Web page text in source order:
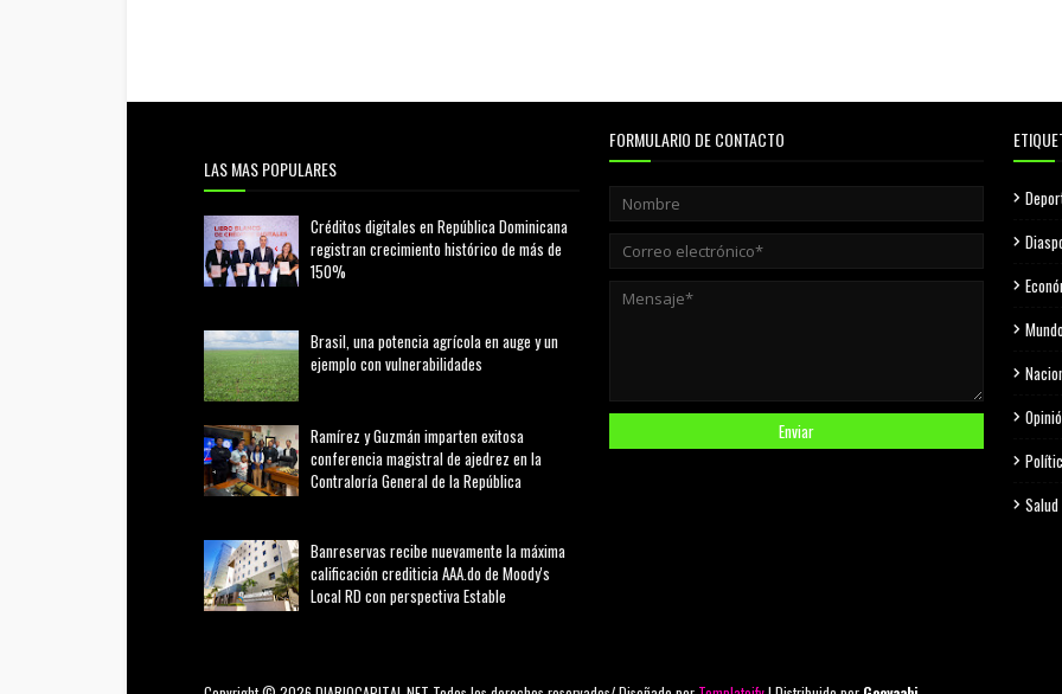
LAS MAS POPULARES
Créditos digitales en República Dominicana
registran crecimiento histórico de más de
150%
Brasil, una potencia agrícola en auge y un
ejemplo con vulnerabilidades
Ramírez y Guzmán imparten exitosa
conferencia magistral de ajedrez en la
Contraloría General de la República
Banreservas recibe nuevamente la máxima
calificación crediticia AAA.do de Moody's
Local RD con perspectiva Estable
FORMULARIO DE CONTACTO
Salud